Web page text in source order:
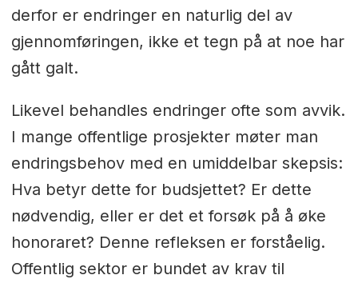
derfor er endringer en naturlig del av
gjennomføringen, ikke et tegn på at noe har
gått galt.
Likevel behandles endringer ofte som avvik.
I mange offentlige prosjekter møter man
endringsbehov med en umiddelbar skepsis:
Hva betyr dette for budsjettet? Er dette
nødvendig, eller er det et forsøk på å øke
honoraret? Denne refleksen er forståelig.
Offentlig sektor er bundet av krav til